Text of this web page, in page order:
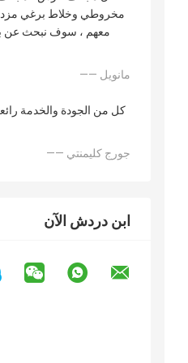
مخروطي وخلاط برغي
معهم ، سوف نبحث عن
—— مانويل
كل من الجودة والخدمة
—— جورج كليمنتي
ابن دردش الآن